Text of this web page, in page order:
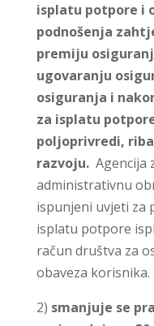
isplatu potpore i
podnošenja
premiju
ugovaranju
osiguranja i
za isplatu
poljoprivredi,
razvoju. Agencija
administrativnu
ispunjeni uvjeti za
isplatu potpore
račun društva za
obaveza korisnika.
2) smanjuje se